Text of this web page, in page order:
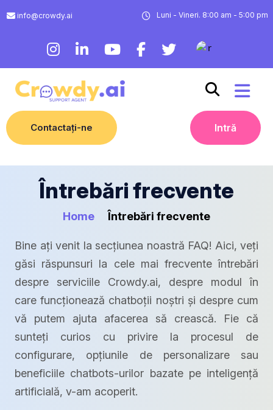
info@crowdy.ai Luni - Vineri. 8:00 am - 5:00 pm
Contactați-ne Intră
Întrebări frecvente
Home Întrebări frecvente
Bine ați venit la secțiunea noastră FAQ! Aici, veți
găsi răspunsuri la cele mai frecvente întrebări
despre serviciile Crowdy.ai, despre modul în
care funcționează chatboții noștri și despre cum
vă putem ajuta afacerea să crească. Fie că
sunteți curios cu privire la procesul de
configurare, opțiunile de personalizare sau
beneficiile chatbots-urilor bazate pe inteligență
artificială, v-am acoperit.